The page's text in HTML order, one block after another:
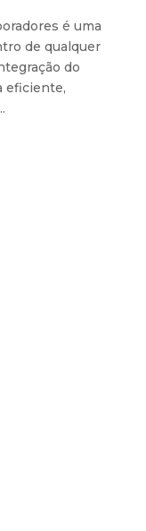
é uma
de qualquer
do
eficiente,